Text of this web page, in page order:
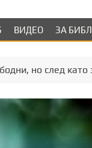
ВИДЕО ЗА
но след като